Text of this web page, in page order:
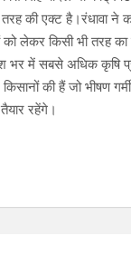
तरह की एक्ट
को लेकर किसी भी तरह
में सबसे अधिक कृषि
की हैं जो भीषण
रहेंगे।